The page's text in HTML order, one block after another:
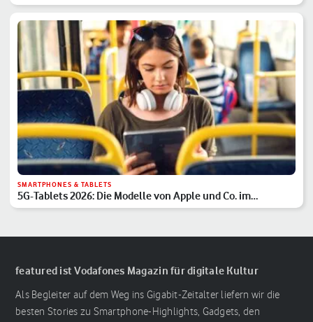
SMARTPHONES & TABLETS
5G-Tablets 2026: Die Modelle von Apple und Co. im
Überblick
featured ist Vodafones Magazin für digitale Kultur
Als Begleiter auf dem Weg ins Gigabit-Zeitalter liefern wir die
besten Stories zu Smartphone-Highlights, Gadgets, den